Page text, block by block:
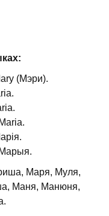
(Мэри).
Маря, Муля,
Маня, Манюня,